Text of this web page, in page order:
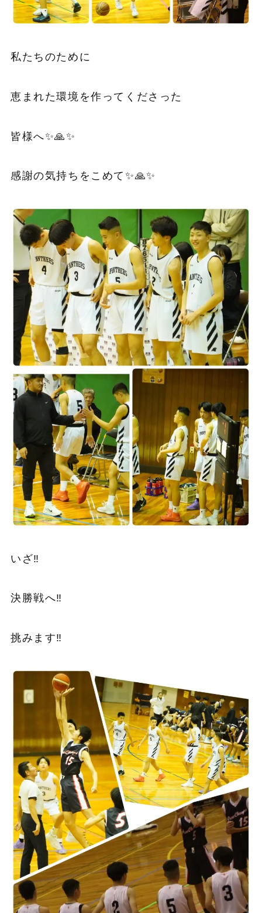
私たちのために
恵まれた環境を作ってくださった
皆様へ✨🙏✨
感謝の気持ちをこめて✨🙏✨
いざ‼️
決勝戦へ‼️
挑みます‼️